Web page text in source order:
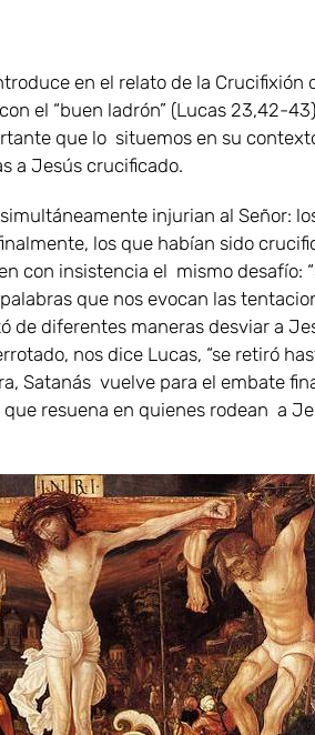
en el relato de la Crucifixión
el “buen ladrón” (Lucas 23,42-
que lo situemos en su
a Jesús crucificado.
injurian al Señor:
los que habían sido
con insistencia el mismo desafío:
que nos evocan las
de diferentes maneras desviar a
nos dice Lucas, “se retiró
Satanás vuelve para el embate
resuena en quienes rodean a